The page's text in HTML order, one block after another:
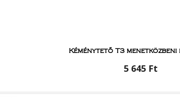
Kéménytető T3
5 645 Ft